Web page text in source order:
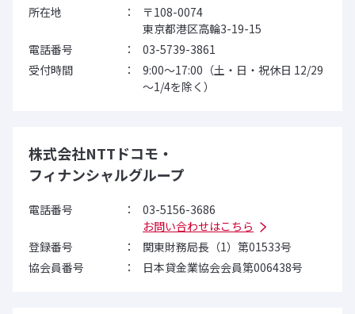
所在地
〒108-0074
東京都港区高輪3-19-15
電話番号
03-5739-3861
受付時間
9:00～17:00（土・日・祝休日 12/29
～1/4を除く）
株式会社NTTドコモ・
フィナンシャルグループ
電話番号
03-5156-3686
お問い合わせはこちら
登録番号
関東財務局長（1）第01533号
協会員番号
日本貸金業協会会員第006438号